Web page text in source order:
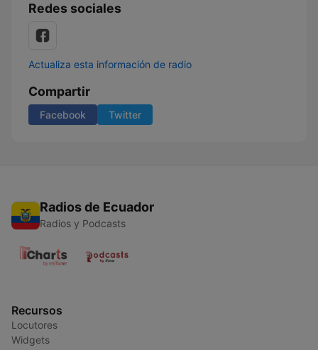
Redes sociales
Actualiza esta información de radio
Compartir
Facebook Twitter
Radios de Ecuador
Radios y Podcasts
Recursos
Locutores
Widgets